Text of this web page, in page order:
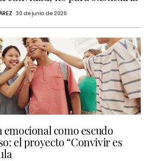
30 de junio de 2026
emocional como escudo
el proyecto “Convivir es